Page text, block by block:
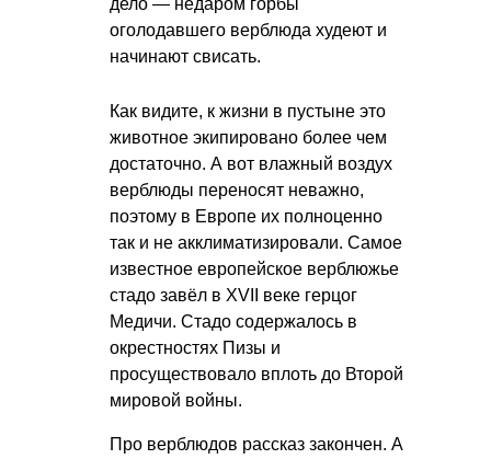
оголодавшего верблюда худеют и
начинают свисать.
Как видите, к жизни в пустыне это
животное экипировано более чем
достаточно. А вот влажный воздух
верблюды переносят неважно,
поэтому в Европе их полноценно
так и не акклиматизировали. Самое
известное европейское верблюжье
стадо завёл в XVII веке герцог
Медичи. Стадо содержалось в
окрестностях Пизы и
просуществовало вплоть до Второй
мировой войны.
Про верблюдов рассказ закончен. А